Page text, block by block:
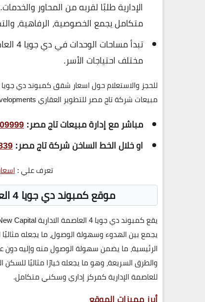
الإدارية طلبًا لقربه من المحاور
متكامل يجمع الخصوصية، الرفاهية،
تبدأ مساحات الوحدات في دي جويا 4 العاصمة الادارية من
مختلف احتياجات الأسر.
مبيعات شركة تاج مصر للتطوير العقاري Taj Misr Developments عن طريق :-
مباشر مع إدارة مبيعات تاج مصر:
او خلالالخط الساخنشركة تاج مصر:
تعرف علي :
موقع كمبوند دي جويا 4 العاصمة الادارية
يقع كمبوند دي جويا 4 العاصمة الادارية Capital
يجمع بين الهدوء وسهولة الوصول، ما يجعله
الرئيسية، ما يضمن سهولة الوصول منه وإليه دون
والطرق السريعة، وهو ما يجعله خيارًا مثاليًا
للعاصمة الإدارية كمركز إداري وسكني متكامل.